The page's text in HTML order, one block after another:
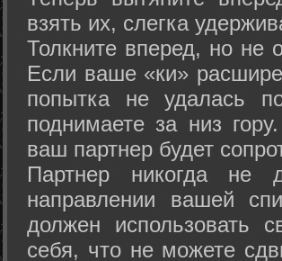
взять их, слегка
Толкните вперед, но
Если ваше «ки»
попытка не удалась
поднимаете за низ
ваш партнер будет
Партнер никогда
направлении вашей
должен использовать
себя, что не можете